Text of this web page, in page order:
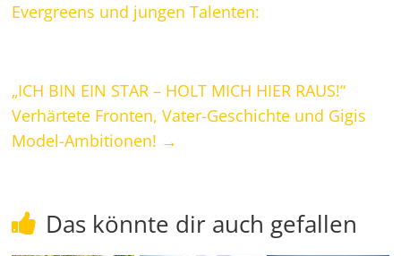
Evergreens und jungen Talenten:
„ICH BIN EIN STAR – HOLT MICH HIER RAUS!“
Verhärtete Fronten, Vater-Geschichte und Gigis
Model-Ambitionen! →
Das könnte dir auch gefallen